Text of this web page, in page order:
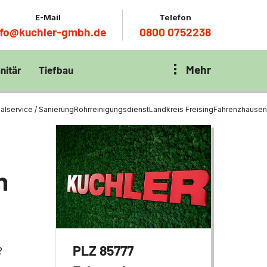
E-Mail
gmbh.de
Telefon
0800 0752238
Klärbecken
per
Tiefbau
Zentrum München
Tiefbau Mehr
/ SanierungRohrreinigungsdienstLandkreis FreisingFahrenzhausen
PLZ 85777